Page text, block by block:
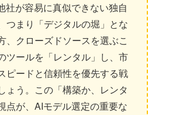
社が容易に真似できない独自
つまり「デジタルの堀」とな
、クローズドソースを選ぶこ
ツールを「レンタル」し、市
ピードと信頼性を優先する戦
ょう。この「構築か、レンタ
点が、AIモデル選定の重要な